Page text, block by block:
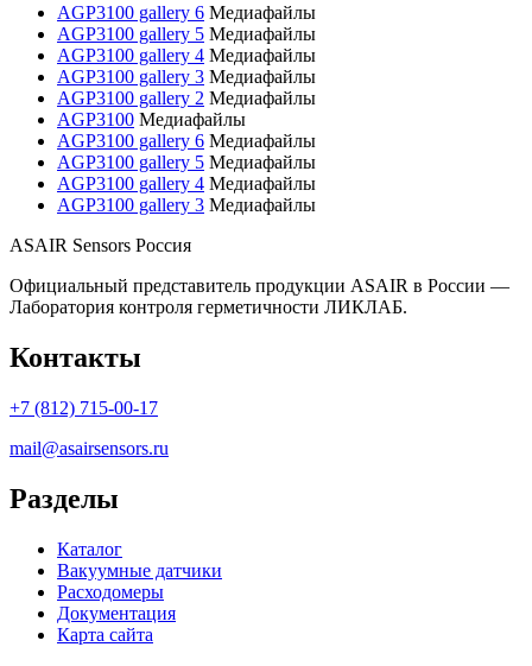
AGP3100 gallery 6 Медиафайлы
AGP3100 gallery 5 Медиафайлы
AGP3100 gallery 4 Медиафайлы
AGP3100 gallery 3 Медиафайлы
AGP3100 gallery 2 Медиафайлы
AGP3100 Медиафайлы
AGP3100 gallery 6 Медиафайлы
AGP3100 gallery 5 Медиафайлы
AGP3100 gallery 4 Медиафайлы
AGP3100 gallery 3 Медиафайлы
ASAIR Sensors Россия
Официальный представитель продукции ASAIR в России —
Лаборатория контроля герметичности ЛИКЛАБ.
Контакты
+7 (812) 715-00-17
mail@asairsensors.ru
Разделы
Каталог
Вакуумные датчики
Расходомеры
Документация
Карта сайта